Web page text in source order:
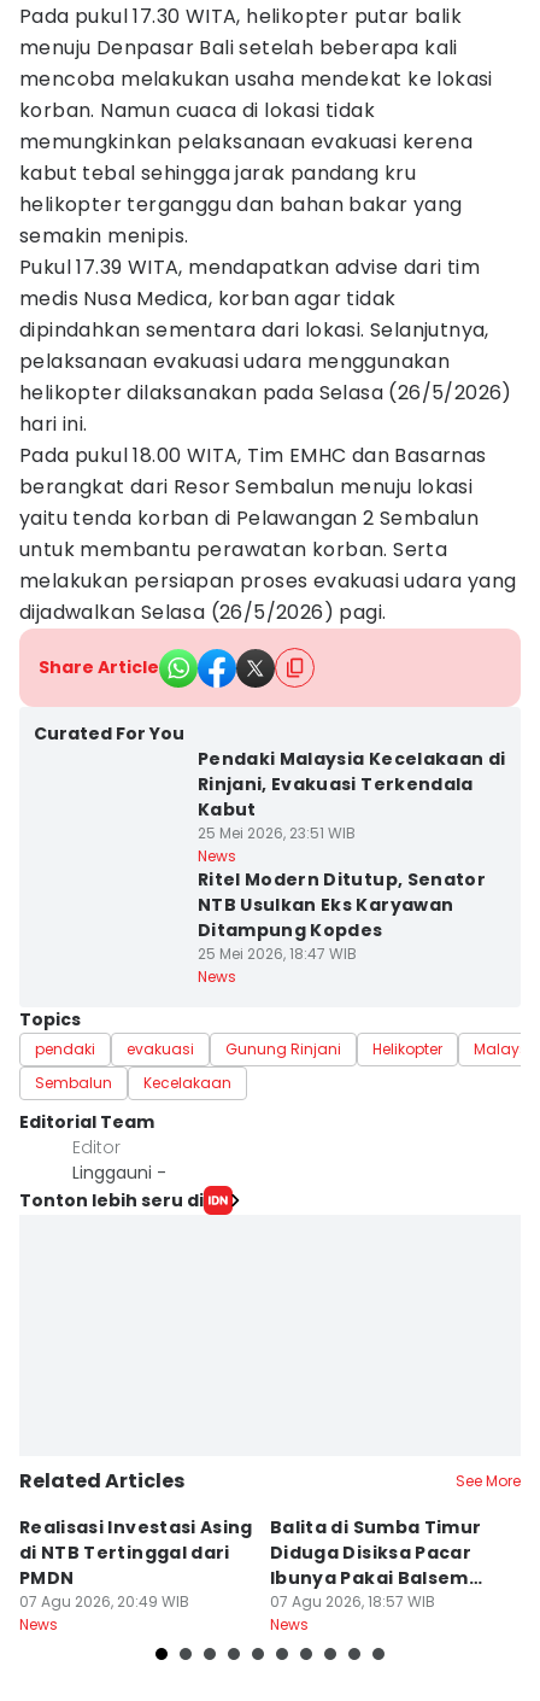
Pada pukul 17.30 WITA, helikopter putar balik
menuju Denpasar Bali setelah beberapa kali
mencoba melakukan usaha mendekat ke lokasi
korban. Namun cuaca di lokasi tidak
memungkinkan pelaksanaan evakuasi kerena
kabut tebal sehingga jarak pandang kru
helikopter terganggu dan bahan bakar yang
semakin menipis.
Pukul 17.39 WITA, mendapatkan advise dari tim
medis Nusa Medica, korban agar tidak
dipindahkan sementara dari lokasi. Selanjutnya,
pelaksanaan evakuasi udara menggunakan
helikopter dilaksanakan pada Selasa (26/5/2026)
hari ini.
Pada pukul 18.00 WITA, Tim EMHC dan Basarnas
berangkat dari Resor Sembalun menuju lokasi
yaitu tenda korban di Pelawangan 2 Sembalun
untuk membantu perawatan korban. Serta
melakukan persiapan proses evakuasi udara yang
dijadwalkan Selasa (26/5/2026) pagi.
Share Article
Curated For You
Pendaki Malaysia Kecelakaan di
Rinjani, Evakuasi Terkendala
Kabut
25 Mei 2026, 23:51 WIB
News
Ritel Modern Ditutup, Senator
NTB Usulkan Eks Karyawan
Ditampung Kopdes
25 Mei 2026, 18:47 WIB
News
Topics
pendaki evakuasi Gunung Rinjani Helikopter
Sembalun
Kecelakaan
Editorial Team
Editor
Linggauni -
Tonton lebih seru di
Related Articles See More
Realisasi Investasi Asing
di NTB Tertinggal dari
PMDN
07 Agu 2026, 20:49 WIB
News
Balita di Sumba Timur
Diduga Disiksa Pacar
Ibunya Pakai Balsem
dan Cabai
07 Agu 2026, 18:57 WIB
News